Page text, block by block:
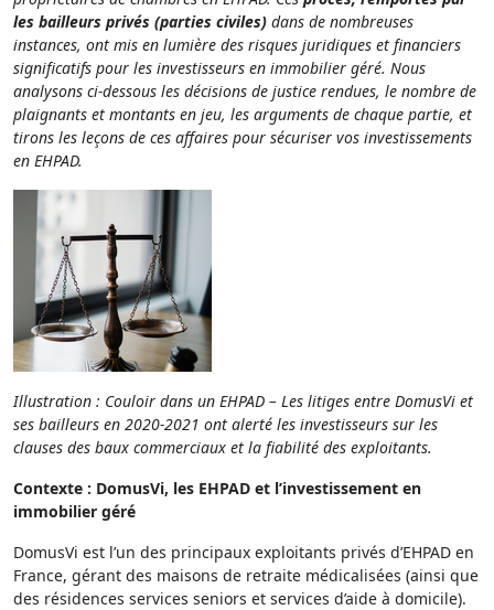
les bailleurs privés (parties civiles) dans de nombreuses
instances, ont mis en lumière des risques juridiques et financiers
significatifs pour les investisseurs en immobilier géré. Nous
analysons ci-dessous les décisions de justice rendues, le nombre de
plaignants et montants en jeu, les arguments de chaque partie, et
tirons les leçons de ces affaires pour sécuriser vos investissements
en EHPAD.
Illustration : Couloir dans un EHPAD – Les litiges entre DomusVi et
ses bailleurs en 2020-2021 ont alerté les investisseurs sur les
clauses des baux commerciaux et la fiabilité des exploitants.
Contexte : DomusVi, les EHPAD et l’investissement en
immobilier géré
DomusVi est l’un des principaux exploitants privés d’EHPAD en
France, gérant des maisons de retraite médicalisées (ainsi que
des résidences services seniors et services d’aide à domicile).